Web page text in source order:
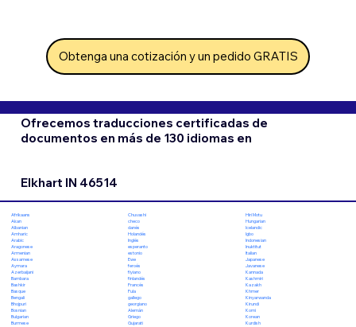
Obtenga una cotización y un pedido GRATIS
Ofrecemos traducciones certificadas de
documentos en más de 130 idiomas en
Elkhart IN 46514
Afrikaans
Akan
Albanian
Amharic
Arabic
Aragonese
Armenian
Assamese
Aymara
Azerbaijani
Bambara
Bashkir
Basque
Bengali
Bhojpuri
Bosnian
Bulgarian
Burmese
Chuvashi
checo
danés
Holandés
Inglés
esperanto
estonio
Ewe
feroés
fiyiano
finlandés
Francés
Fula
gallego
georgiano
Alemán
Griego
Gujarati
Hiri Motu
Hungarian
Icelandic
Igbo
Indonesian
Inuktitut
Italian
Japanese
Javanese
Kannada
Kashmiri
Kazakh
Khmer
Kinyarwanda
Kirundi
Komi
Korean
Kurdish